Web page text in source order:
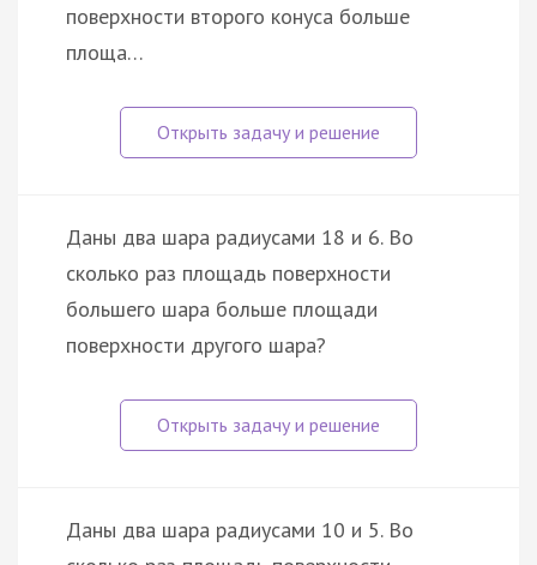
поверхности второго конуса больше
площа…
Даны два шара радиусами 18 и 6. Во
сколько раз площадь поверхности
большего шара больше площади
поверхности другого шара?
Даны два шара радиусами 10 и 5. Во